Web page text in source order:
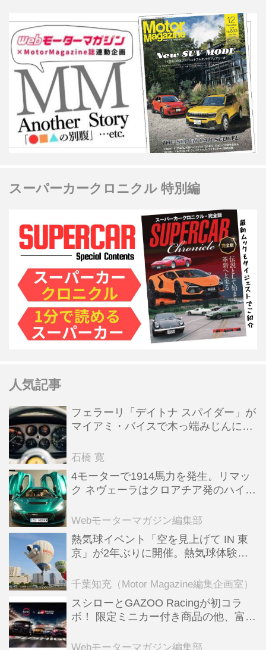
スーパーカークロニクル 特別編
人気記事
フェラーリ「デイトナ スパイダー」が
マイアミ・バイスで木っ端みじんにな
石橋 寛
4モーターで1914馬力を発生。リマッ
ク ネヴェーラはクロアチア発のハイパ
全版／115】
Webモーターマガジン編集部
熱気球イベント「空を見上げて IN 東
京」が2年ぶりに開催。熱気球体験搭
ンテンツも
千葉知充（Motor Magazine編集企画室）
スシローとGAZOO Racingが初コラ
ボ！ 限定ミニカー付き商品の他、富士
る抽選企画などを展開
Webモーターマガジン編集部